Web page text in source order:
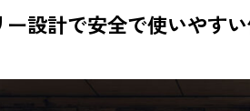
ー設計で安全で使いやす